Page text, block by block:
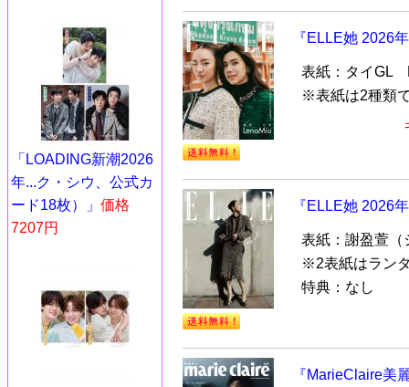
「LOADING新潮2026
年...ク・シウ、公式カ
ード18枚）」 価格
7207円
『ELLE她 2026
表紙：タイGL
※表紙は2種類
『ELLE她 2026
表紙：謝盈萱（
※2表紙はラン
特典：なし
『MarieClaire美